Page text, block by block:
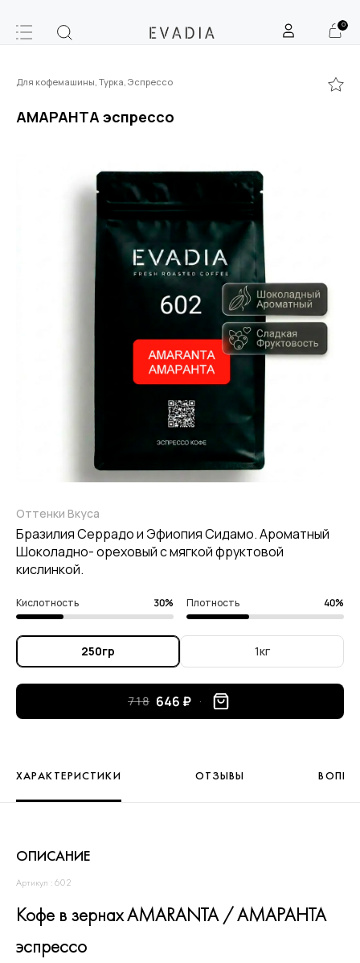
0
Для кофемашины, Турка, Эспрессо
АМАРАНТА эспрессо
Оттенки Вкуса
Бразилия Серрадо и Эфиопия Сидамо. Ароматный
Шоколадно- ореховый с мягкой фруктовой
кислинкой.
Кислотность 30% Плотность 40%
250гр 1кг
718 646 ₽
ХАРАКТЕРИСТИКИ ОТЗЫВЫ
ОПИСАНИЕ
Артикул : 602
Кофе в зернах AMARANTA / АМАРАНТА
эспрессо